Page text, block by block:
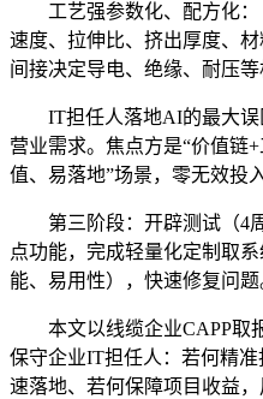
工艺强参数化、配方化：
速度、拉伸比、挤出厚度、
间接决定导电、绝缘、耐压等
IT担任人落地AI的最大误
营业需求。焦点方是“价值链
值、易落地”场景，零无效投
第三阶段：开辟测试（4周
点功能，完成轻量化定制取
能、易用性），快速修复问题
本文以线缆企业CAPP取
保守企业IT担任人：若何精
速落地、若何保障项目收益